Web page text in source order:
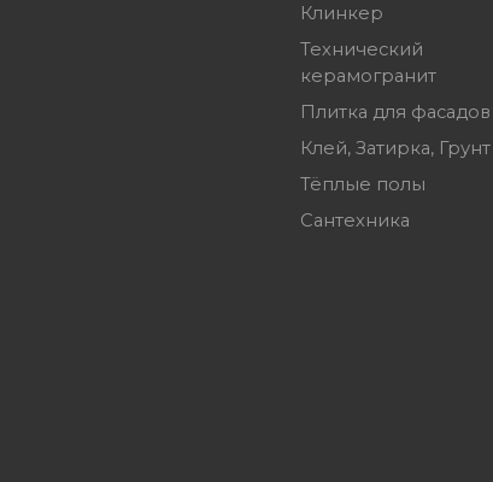
Клинкер
Технический
керамогранит
Плитка для фасадов
Клей, Затирка, Грунт
Тёплые полы
Сантехника